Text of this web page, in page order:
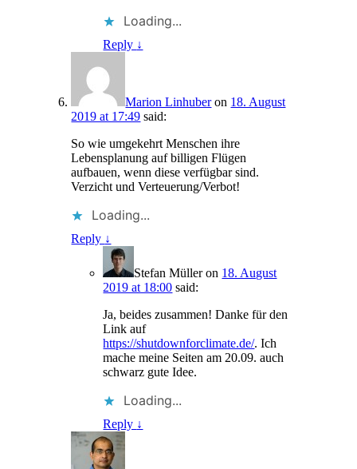
Loading...
Reply ↓
Marion Linhuberon 18. August
2019 at 17:49 said:
So wie umgekehrt Menschen ihre
Lebensplanung auf billigen Flügen
aufbauen, wenn diese verfügbar sind.
Verzicht und Verteuerung/Verbot!
Loading...
Reply ↓
Stefan Mülleron 18. August
2019 at 18:00 said:
Ja, beides zusammen! Danke für den
Link auf
https://shutdownforclimate.de/. Ich
mache meine Seiten am 20.09. auch
schwarz gute Idee.
Loading...
Reply ↓